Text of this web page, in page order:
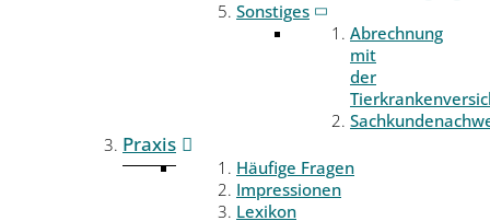
Sonstiges
Abrechnung
mit
der
Praxis
Häufige Fragen
Impressionen
Lexikon